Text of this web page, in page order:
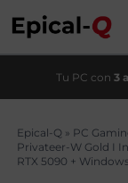
contenido
Tu PC con 3
Epical-Q » PC
Privateer-W Gold I
RTX 5090 + Windows